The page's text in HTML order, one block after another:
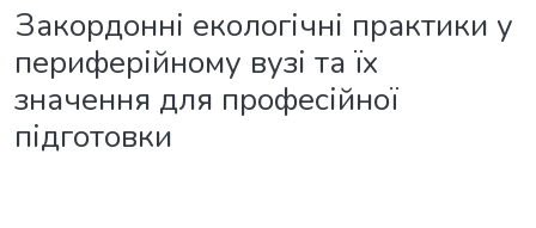
Закордонні екологічні практики у
периферійному вузі та їх
значення для професійної
підготовки